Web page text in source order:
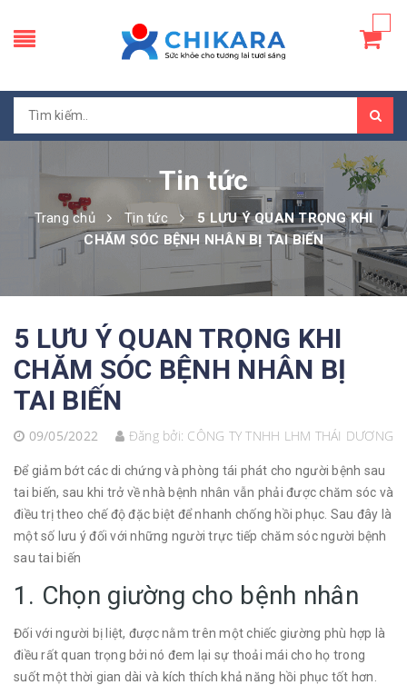
Tin tức
Trang chủ Tin tức
5 LƯU Ý QUAN TRỌNG KHI
CHĂM SÓC BỆNH NHÂN BỊ TAI BIẾN
5 LƯU Ý QUAN TRỌNG KHI
CHĂM SÓC BỆNH NHÂN BỊ
TAI BIẾN
09/05/2022 Đăng bởi: CÔNG TY TNHH LHM THÁI DƯƠNG
Để giảm bớt các di chứng và phòng tái phát cho người bệnh sau
tai biến, sau khi trở về nhà bệnh nhân vẫn phải được chăm sóc và
điều trị theo chế độ đặc biệt để nhanh chống hồi phục. Sau đây là
một số lưu ý đối với những người trực tiếp chăm sóc người bệnh
sau tai biến
1. Chọn giường cho bệnh nhân
Đối với người bị liệt, được nằm trên một chiếc giường phù hợp là
điều rất quan trọng bởi nó đem lại sự thoải mái cho họ trong
suốt một thời gian dài và kích thích khả năng hồi phục tốt hơn.